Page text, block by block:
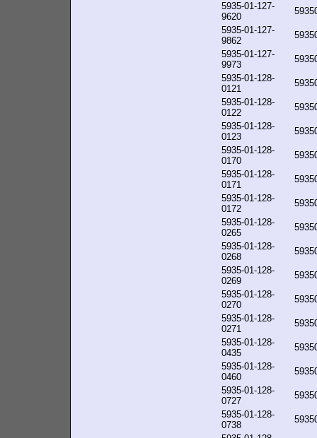
5935-01-127-
9620
5935-01-127-
9862
5935-01-127-
9973
5935-01-128-
0121
5935-01-128-
0122
5935-01-128-
0123
5935-01-128-
0170
5935-01-128-
0171
5935-01-128-
0172
5935-01-128-
0265
5935-01-128-
0268
5935-01-128-
0269
5935-01-128-
0270
5935-01-128-
0271
5935-01-128-
0435
5935-01-128-
0460
5935-01-128-
0727
5935-01-128-
0738